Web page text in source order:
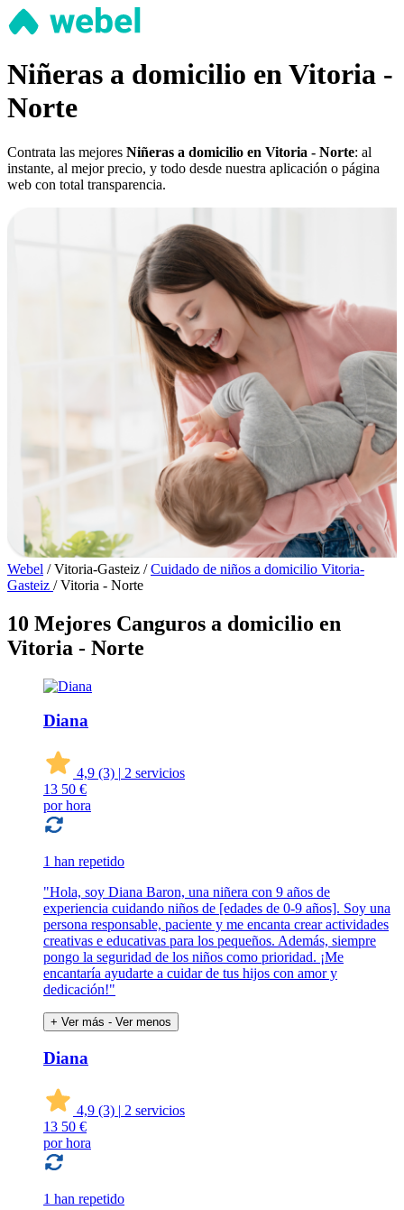
Niñeras a domicilio en Vitoria -
Norte
Contrata las mejores Niñeras a domicilio en Vitoria - Norte: al
instante, al mejor precio, y todo desde nuestra aplicación o página
web con total transparencia.
Webel / Vitoria-Gasteiz / Cuidado de niños a domicilio Vitoria-
Gasteiz / Vitoria - Norte
10 Mejores Canguros a domicilio en
Vitoria - Norte
Diana
4,9 (3) | 2 servicios
13 50 €
por hora
1 han repetido
"Hola, soy Diana Baron, una niñera con 9 años de
experiencia cuidando niños de [edades de 0-9 años]. Soy una
persona responsable, paciente y me encanta crear actividades
creativas e educativas para los pequeños. Además, siempre
pongo la seguridad de los niños como prioridad. ¡Me
encantaría ayudarte a cuidar de tus hijos con amor y
dedicación!"
+ Ver más - Ver menos
Diana
4,9 (3) | 2 servicios
13 50 €
por hora
1 han repetido